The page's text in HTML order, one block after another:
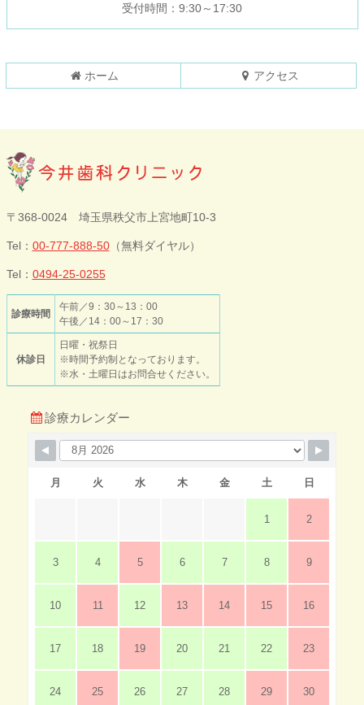
る
受付時間：9:30～17:30
ホーム アクセス
今井歯科クリニ
ック
〒368-0024 埼玉県秩父市上宮地町10-3
Tel： 00-777-888-50（無料ダイヤル）
Tel： 0494-25-0255
診療時間
午前／9：30～13：00
午後／14：00～17：30
休診日
日曜・祝祭日
※時間予約制となっております。
※水・土曜日はお問合せください。
診療カレンダー
月 火 水 木 金 土 日
1 2
3 4 5 6 7 8 9
10 11 12 13 14 15 16
17 18 19 20 21 22 23
24 25 26 27 28 29 30